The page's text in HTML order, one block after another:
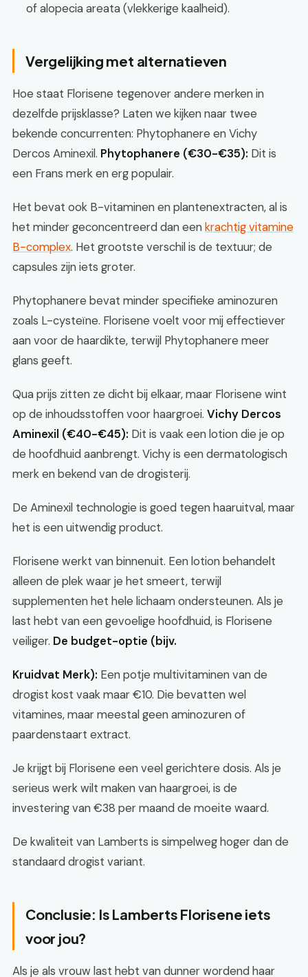
of alopecia areata (vlekkerige kaalheid).
Vergelijking met alternatieven
Hoe staat Florisene tegenover andere merken in
dezelfde prijsklasse? Laten we kijken naar twee
bekende concurrenten: Phytophanere en Vichy
Dercos Aminexil. Phytophanere (€30-€35): Dit is
een Frans merk en erg populair.
Het bevat ook B-vitaminen en plantenextracten, al is
het minder geconcentreerd dan eenkrachtig vitamine
B-complex. Het grootste verschil is de textuur; de
capsules zijn iets groter.
Phytophanere bevat minder specifieke aminozuren
zoals L-cysteïne. Florisene voelt voor mij effectiever
aan voor de haardikte, terwijl Phytophanere meer
glans geeft.
Qua prijs zitten ze dicht bij elkaar, maar Florisene wint
op de inhoudsstoffen voor haargroei. Vichy Dercos
Aminexil (€40-€45): Dit is vaak een lotion die je op
de hoofdhuid aanbrengt. Vichy is een dermatologisch
merk en bekend van de drogisterij.
De Aminexil technologie is goed tegen haaruitval, maar
het is een uitwendig product.
Florisene werkt van binnenuit. Een lotion behandelt
alleen de plek waar je het smeert, terwijl
supplementen het hele lichaam ondersteunen. Als je
last hebt van een gevoelige hoofdhuid, is Florisene
veiliger. De budget-optie (bijv.
Kruidvat Merk): Een potje multivitaminen van de
drogist kost vaak maar €10. Die bevatten wel
vitamines, maar meestal geen aminozuren of
paardenstaart extract.
Je krijgt bij Florisene een veel gerichtere dosis. Als je
serieus werk wilt maken van haargroei, is de
investering van €38 per maand de moeite waard.
De kwaliteit van Lamberts is simpelweg hoger dan de
standaard drogist variant.
Conclusie: Is Lamberts Florisene iets
voor jou?
Als je als vrouw last hebt van dunner wordend haar